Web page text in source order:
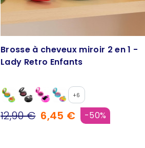
Brosse à cheveux miroir 2 en 1 -
Lady Retro Enfants
+6
12,90 € 6,45 € -50%